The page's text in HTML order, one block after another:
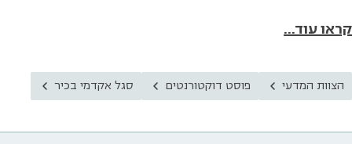
קראו עוד...
הצוות המדעי פוסט דוקטורנטים סגל אקדמי בכיר